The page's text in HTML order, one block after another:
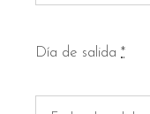
Día de salida*